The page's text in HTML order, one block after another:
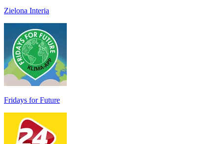
Zielona Interia
Fridays for Future